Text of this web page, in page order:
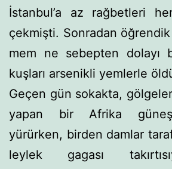
İstanbul’a az rağbetleri
çekmişti. Sonradan öğrendik
mem ne sebepten dolayı
kuşları arsenikli yem­lerle
Geçen gün sokakta,
yapan bir Afrika güneşi
yürürken, birden damlar
leylek gagası